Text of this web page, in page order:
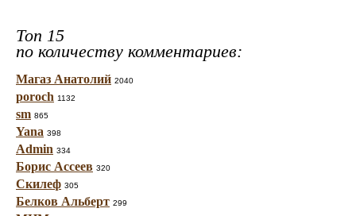
Топ 15
по количеству комментариев:
Магаз Анатолий 2040
poroch 1132
sm 865
Yana 398
Admin 334
Борис Ассеев 320
Скилеф 305
Белков Альберт 299